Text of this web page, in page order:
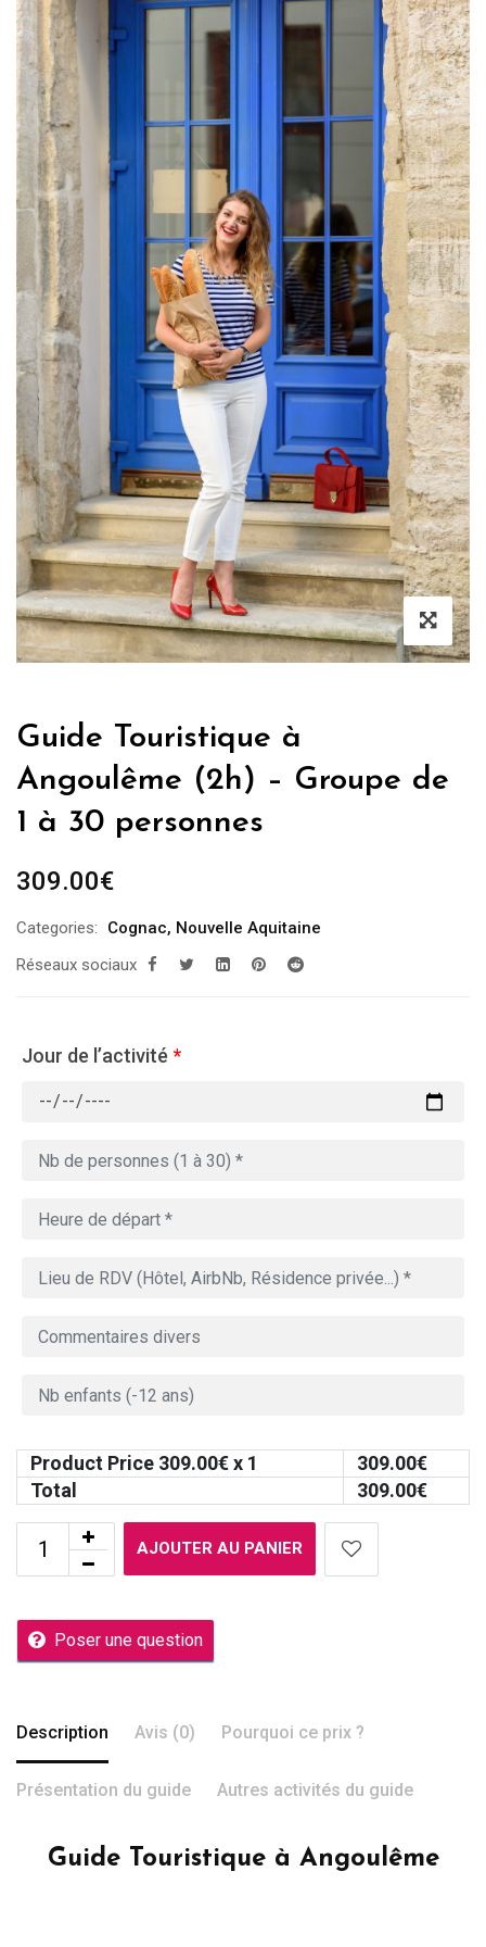
Guide Touristique à
Angoulême (2h) – Groupe de
1 à 30 personnes
309.00€
Categories: Cognac, Nouvelle Aquitaine
Réseaux sociaux
Jour de l’activité *
Product Price 309.00€ x 1 309.00€
Total
309.00€
AJOUTER AU PANIER
Poser une question
Description Avis (0) Pourquoi ce prix ?
Présentation du guide Autres activités du guide
Guide Touristique à Angoulême